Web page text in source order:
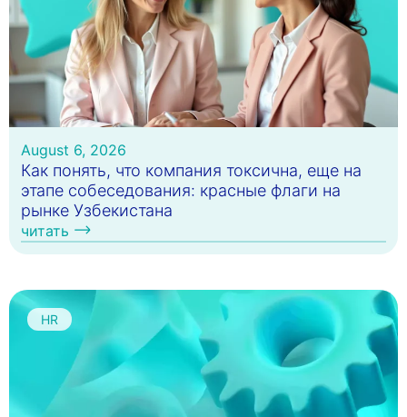
August 6, 2026
Как понять, что компания токсична, еще на
этапе собеседования: красные флаги на
рынке Узбекистана
читать
HR